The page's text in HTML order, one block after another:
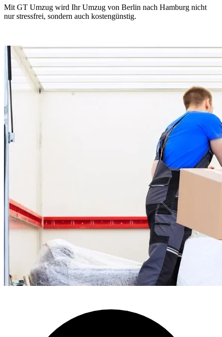
Mit GT Umzug wird Ihr Umzug von Berlin nach Hamburg nicht
nur stressfrei, sondern auch kostengünstig.